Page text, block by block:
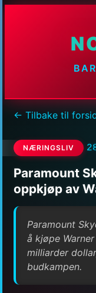
← Tilbake til
NÆRINGSLIV
Paramount
oppkjøp av
Paramount
å kjøpe
milliarder
budkampen.